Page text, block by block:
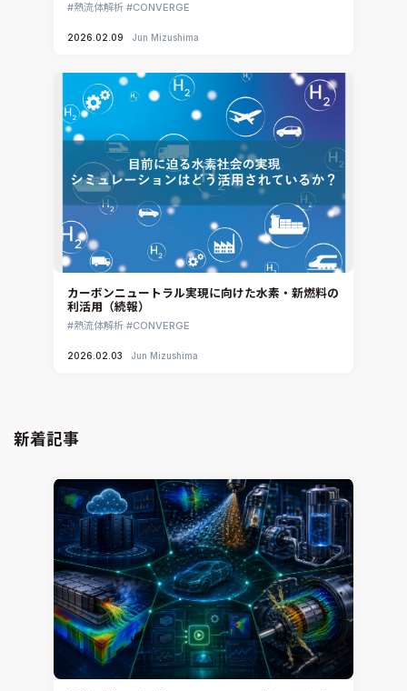
熱流体解析 CONVERGE
2026.02.09 Jun Mizushima
カーボンニュートラル実現に向けた水素・新燃料の
利活用（続報）
熱流体解析 CONVERGE
2026.02.03 Jun Mizushima
新着記事